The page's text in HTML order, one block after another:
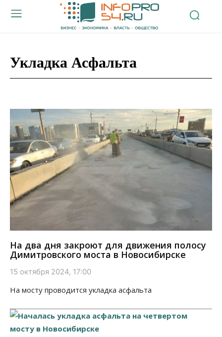
Укладка Асфальта
На два дня закроют для движения полосу
Димитровского моста в Новосибирске
15 октября 2024, 17:00
На мосту проводится укладка асфальта